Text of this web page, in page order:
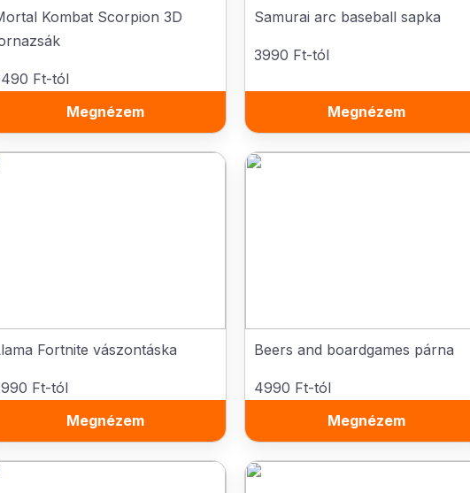
Kombat Scorpion 3D
Ft-tól
Megnézem
Samurai arc baseball sapka
3990 Ft-tól
Megnézem
Fortnite vászontáska
Ft-tól
Megnézem
Beers and boardgames párna
4990 Ft-tól
Megnézem